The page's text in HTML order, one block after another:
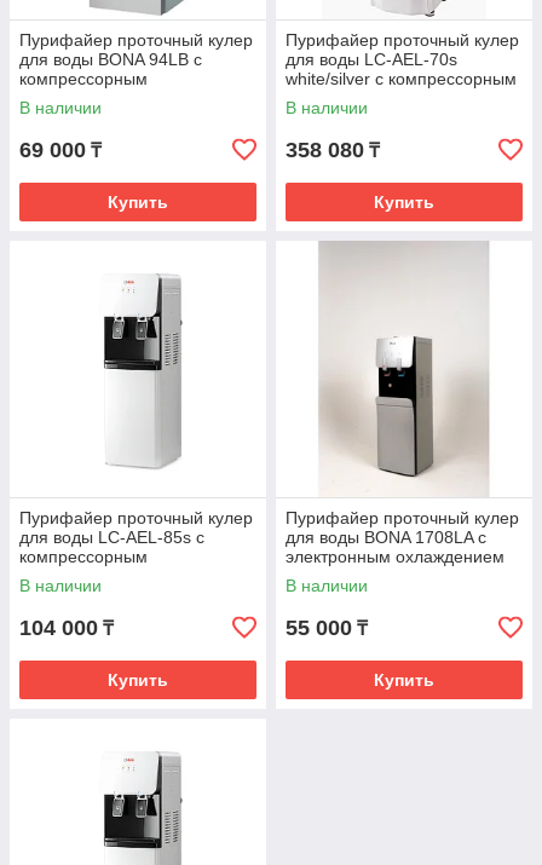
Пурифайер проточный кулер
для воды BONA 94LB с
компрессорным
охлаждением
В наличии
69 000 ₸
Купить
Пурифайер проточный кулер
для воды LC-AEL-70s
white/silver с компрессорным
охлаждением
В наличии
358 080 ₸
Купить
Пурифайер проточный кулер
для воды LC-AEL-85s с
компрессорным
охлаждением
В наличии
104 000 ₸
Купить
Пурифайер проточный кулер
для воды BONA 1708LA с
электронным охлаждением
В наличии
55 000 ₸
Купить